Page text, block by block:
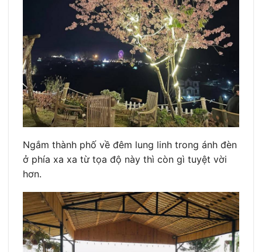
Ngắm thành phố về đêm lung linh trong ánh đèn
ở phía xa xa từ tọa độ này thì còn gì tuyệt vời
hơn.